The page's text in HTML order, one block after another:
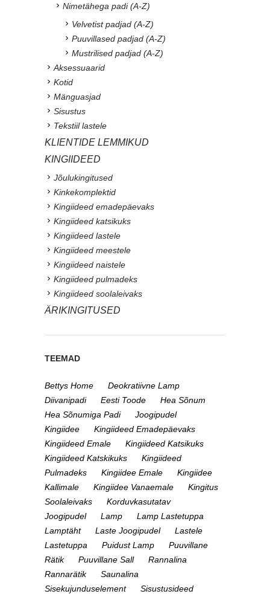
Nimetähega padi (A-Z)
Velvetist padjad (A-Z)
Puuvillased padjad (A-Z)
Mustrilised padjad (A-Z)
Aksessuaarid
Kotid
Mänguasjad
Sisustus
Tekstiil lastele
KLIENTIDE LEMMIKUD
KINGIIDEED
Jõulukingitused
Kinkekomplektid
Kingiideed emadepäevaks
Kingiideed katsikuks
Kingiideed lastele
Kingiideed meestele
Kingiideed naistele
Kingiideed pulmadeks
Kingiideed soolaleivaks
ÄRIKINGITUSED
TEEMAD
Bettys Home
Deokratiivne Lamp
Diivanipadi
Eesti Toode
Hea Sõnum
Hea Sõnumiga Padi
Joogipudel
Kingiidee
Kingiideed Emadepäevaks
Kingiideed Emale
Kingiideed Katsikuks
Kingiideed Katskikuks
Kingiideed
Pulmadeks
Kingiidee Emale
Kingiidee
Kallimale
Kingiidee Vanaemale
Kingitus
Soolaleivaks
Korduvkasutatav
Joogipudel
Lamp
Lamp Lastetuppa
Lamptäht
Laste Joogipudel
Lastele
Lastetuppa
Puidust Lamp
Puuvillane
Rätik
Puuvillane Sall
Rannalina
Rannarätik
Saunalina
Sisekujunduselement
Sisustusideed